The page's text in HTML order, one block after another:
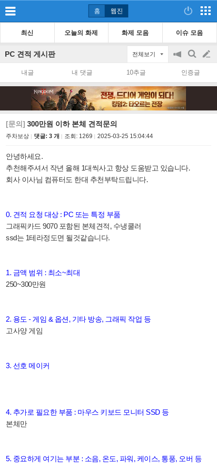
홈 웹진
최신 오늘의 화제 화제 모음 이슈 모음
PC 견적 게시판 전체보기
공
on/off
검
색
글
쓰
내글 내 댓글 10추글 인증글
[문의] 300만원 이하 본체 견적문의
주차보상 댓글: 3 개 조회: 1269 2025-03-25 15:04:44
안녕하세요.
추천해주셔서 작년 올해 1대씩사고 항상 도움받고 있습니다.
회사 이사님 컴퓨터도 한대 추천부탁드립니다.
0. 견적 요청 대상 : PC 또는 특정 부품
그래픽카드 9070 포함된 본체견적, 수냉쿨러
ssd는 1테라정도면 될것같습니다.
1. 금액 범위 : 최소~최대
250~300만원
2. 용도 - 게임 & 옵션, 기타 방송, 그래픽 작업 등
고사양 게임
3. 선호 메이커
4. 추가로 필요한 부품 : 마우스 키보드 모니터 SSD 등
본체만
5. 중요하게 여기는 부분 : 소음, 온도, 파워, 케이스, 통풍, 오버 등